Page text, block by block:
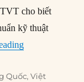
cho biết
kỹ thuật
“Mấy vấn đề
Quốc,Việt